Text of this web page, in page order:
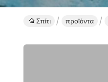
Σπίτι προϊόντα